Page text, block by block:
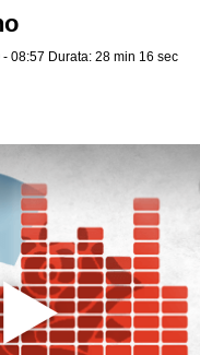
- 08:57 Durata: 28 min 16 sec